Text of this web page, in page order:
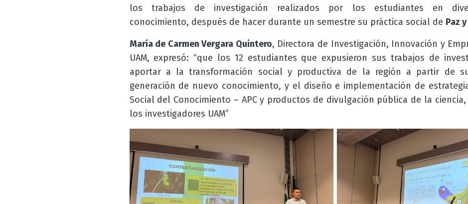
los trabajos de investigación realizados por los estudiantes en
conocimiento, después de hacer durante un semestre su práctica social de Paz
María de Carmen Vergara Quintero, Directora de Investigación, Innovación y
UAM, expresó: “que los 12 estudiantes que expusieron sus trabajos de
aportar a la transformación social y productiva de la región a partir de
generación de nuevo conocimiento, y el diseño e implementación de
Social del Conocimiento – APC y productos de divulgación pública de la
los investigadores UAM”